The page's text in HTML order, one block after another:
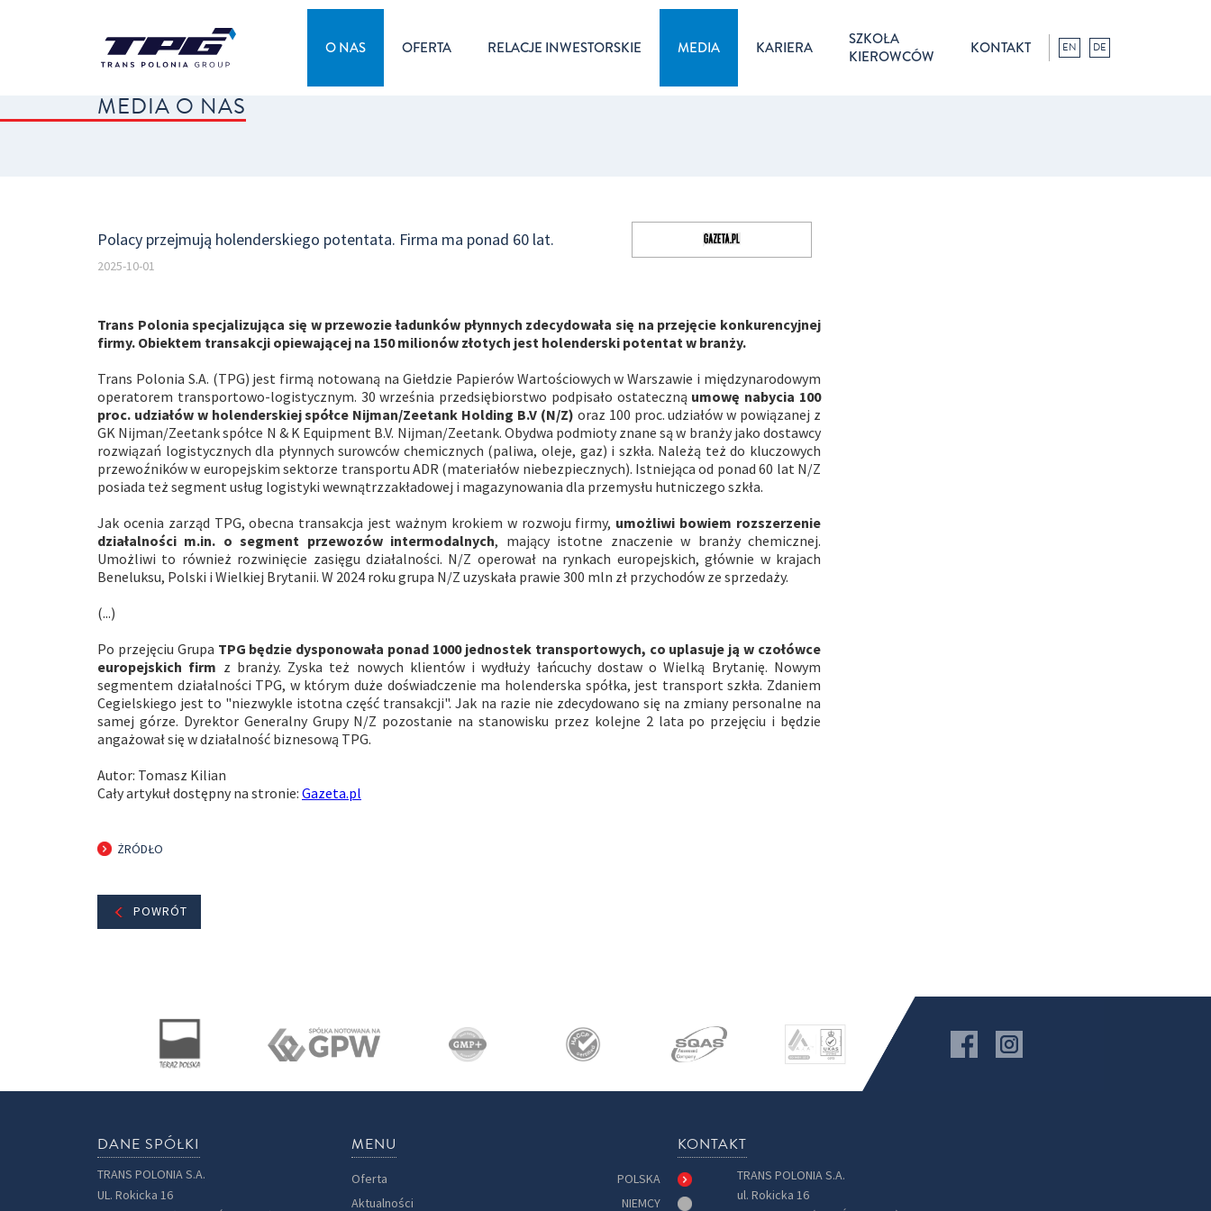
O NAS OFERTA RELACJE INWESTORSKIE MEDIA KARIERA
SZKOŁA
KIEROWCÓW
KONTAKT EN DE
MEDIA O NAS
Polacy przejmują holenderskiego potentata. Firma ma ponad 60 lat.
2025-10-01
Trans Polonia specjalizująca się w przewozie ładunków płynnych zdecydowała się na przejęcie konkurencyjnej
firmy. Obiektem transakcji opiewającej na 150 milionów złotych jest holenderski potentat w branży.
Trans Polonia S.A. (TPG) jest firmą notowaną na Giełdzie Papierów Wartościowych w Warszawie i międzynarodowym
operatorem transportowo-logistycznym. 30 września przedsiębiorstwo podpisało ostateczną umowę nabycia 100
proc. udziałów w holenderskiej spółce Nijman/Zeetank Holding B.V (N/Z) oraz 100 proc. udziałów w powiązanej z
GK Nijman/Zeetank spółce N & K Equipment B.V. Nijman/Zeetank. Obydwa podmioty znane są w branży jako dostawcy
rozwiązań logistycznych dla płynnych surowców chemicznych (paliwa, oleje, gaz) i szkła. Należą też do kluczowych
przewoźników w europejskim sektorze transportu ADR (materiałów niebezpiecznych). Istniejąca od ponad 60 lat N/Z
posiada też segment usług logistyki wewnątrzzakładowej i magazynowania dla przemysłu hutniczego szkła.
Jak ocenia zarząd TPG, obecna transakcja jest ważnym krokiem w rozwoju firmy, umożliwi bowiem rozszerzenie
działalności m.in. o segment przewozów intermodalnych, mający istotne znaczenie w branży chemicznej.
Umożliwi to również rozwinięcie zasięgu działalności. N/Z operował na rynkach europejskich, głównie w krajach
Beneluksu, Polski i Wielkiej Brytanii. W 2024 roku grupa N/Z uzyskała prawie 300 mln zł przychodów ze sprzedaży.
(...)
Po przejęciu Grupa TPG będzie dysponowała ponad 1000 jednostek transportowych, co uplasuje ją w czołówce
europejskich firm z branży. Zyska też nowych klientów i wydłuży łańcuchy dostaw o Wielką Brytanię. Nowym
segmentem działalności TPG, w którym duże doświadczenie ma holenderska spółka, jest transport szkła. Zdaniem
Cegielskiego jest to "niezwykle istotna część transakcji". Jak na razie nie zdecydowano się na zmiany personalne na
samej górze. Dyrektor Generalny Grupy N/Z pozostanie na stanowisku przez kolejne 2 lata po przejęciu i będzie
angażował się w działalność biznesową TPG.
Autor: Tomasz Kilian
Cały artykuł dostępny na stronie:Gazeta.pl
ŻRÓDŁO
POWRÓT
DANE SPÓŁKI
TRANS POLONIA S.A.
UL. Rokicka 16
MENU
Oferta
Aktualności
KONTAKT
POLSKA
NIEMCY
TRANS POLONIA S.A.
ul. Rokicka 16